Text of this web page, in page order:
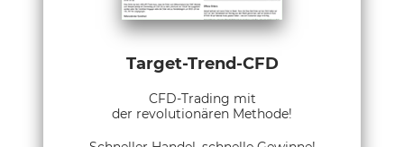
Target-Trend-CFD
CFD-Trading mit
der revolutionären Methode!